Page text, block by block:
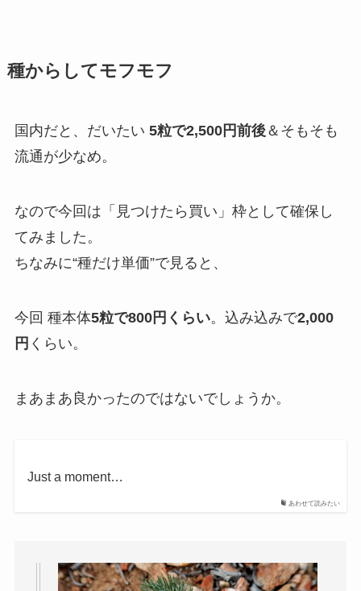
種からしてモフモフ
国内だと、だいたい 5粒で2,500円前後＆そもそも
流通が少なめ。
なので今回は「見つけたら買い」枠として確保し
てみました。
ちなみに“種だけ単価”で見ると、
今回 種本体5粒で800円くらい。込み込みで2,000
円 くらい。
まあまあ良かったのではないでしょうか。
あわせて読みたい
Just a moment…